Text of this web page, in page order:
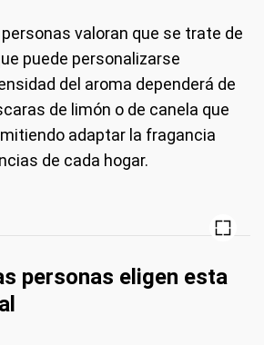
valoran que se trate de
puede personalizarse
del aroma dependerá de
de limón o de canela que
adaptar la fragancia
de cada hogar.
personas eligen esta